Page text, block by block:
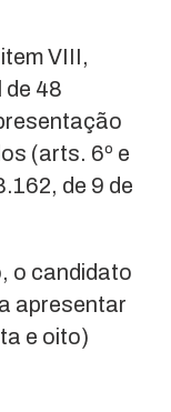
VIII,
de 48
(arts. 6º e
de 9 de
o candidato
apresentar
e oito)